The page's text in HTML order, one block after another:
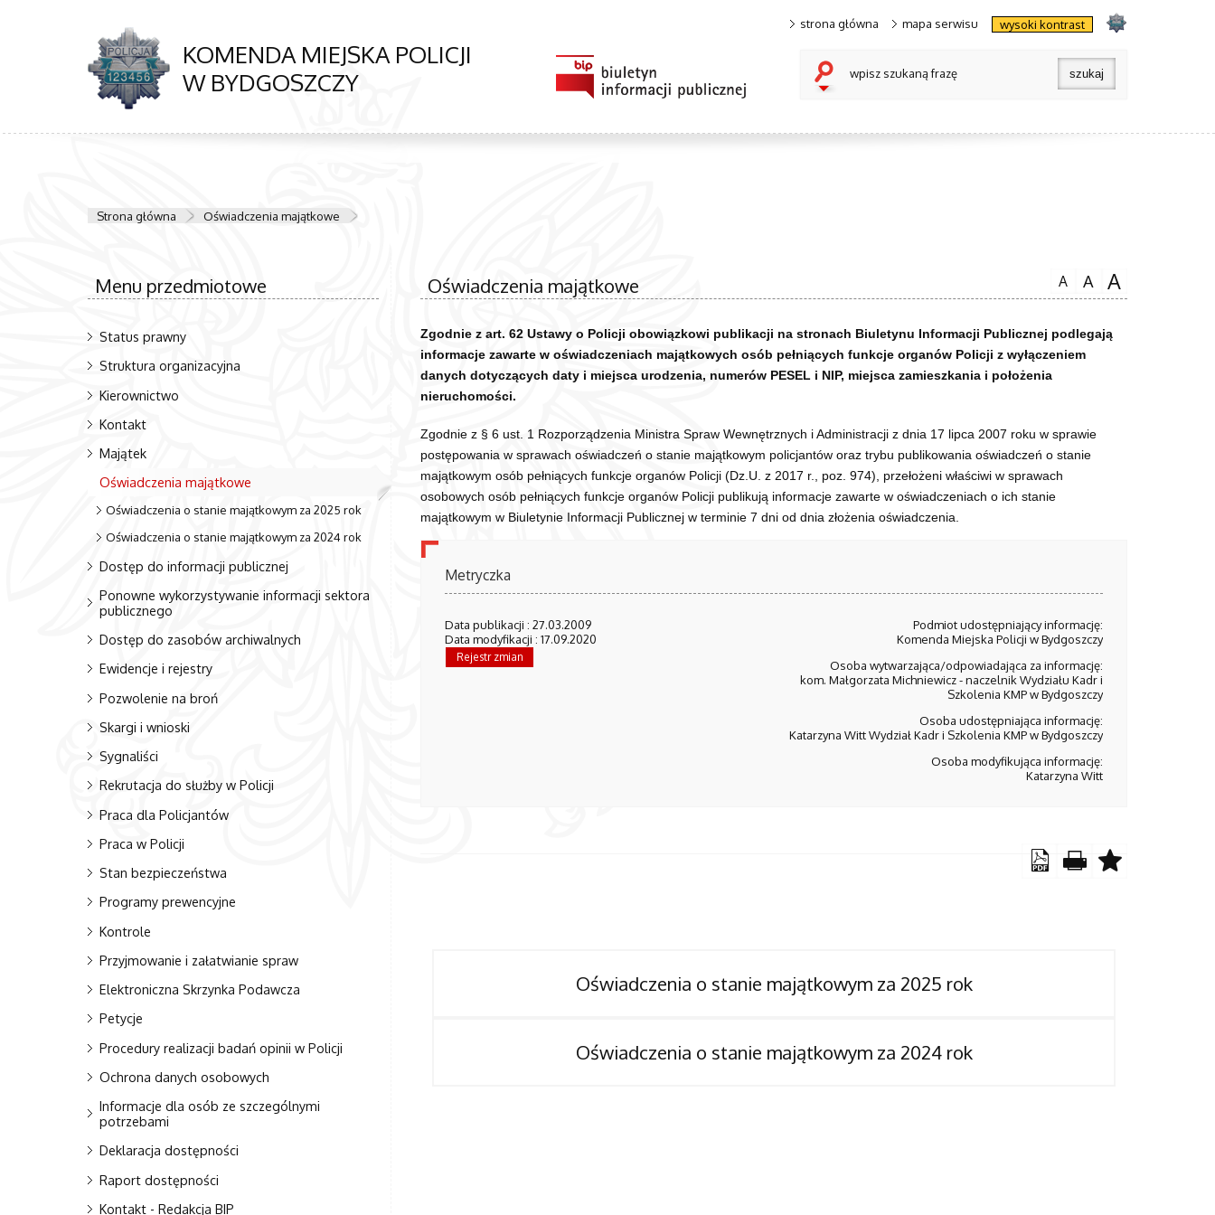
KOMENDA MIEJSKA POLICJI
W BYDGOSZCZY
strona główna mapa serwisu wysoki kontrast
wpisz szukaną frazę
Strona główna Oświadczenia majątkowe
Menu przedmiotowe
Status prawny
Struktura organizacyjna
Kierownictwo
Kontakt
Majątek
Oświadczenia majątkowe
Oświadczenia o stanie majątkowym za 2025 rok
Oświadczenia o stanie majątkowym za 2024 rok
Dostęp do informacji publicznej
Ponowne wykorzystywanie informacji sektora
publicznego
Dostęp do zasobów archiwalnych
Ewidencje i rejestry
Pozwolenie na broń
Skargi i wnioski
Sygnaliści
Rekrutacja do służby w Policji
Praca dla Policjantów
Praca w Policji
Stan bezpieczeństwa
Programy prewencyjne
Kontrole
Przyjmowanie i załatwianie spraw
Elektroniczna Skrzynka Podawcza
Petycje
Procedury realizacji badań opinii w Policji
Ochrona danych osobowych
Informacje dla osób ze szczególnymi
potrzebami
Deklaracja dostępności
Raport dostępności
Kontakt - Redakcja BIP
Oświadczenia majątkowe A A A
Zgodnie z art. 62 Ustawy o Policji obowiązkowi publikacji na stronach Biuletynu Informacji Publicznej podlegają
informacje zawarte w oświadczeniach majątkowych osób pełniących funkcje organów Policji z wyłączeniem
danych dotyczących daty i miejsca urodzenia, numerów PESEL i NIP, miejsca zamieszkania i położenia
nieruchomości.
Zgodnie z § 6 ust. 1 Rozporządzenia Ministra Spraw Wewnętrznych i Administracji z dnia 17 lipca 2007 roku w sprawie
postępowania w sprawach oświadczeń o stanie majątkowym policjantów oraz trybu publikowania oświadczeń o stanie
majątkowym osób pełniących funkcje organów Policji (Dz.U. z 2017 r., poz. 974), przełożeni właściwi w sprawach
osobowych osób pełniących funkcje organów Policji publikują informacje zawarte w oświadczeniach o ich stanie
majątkowym w Biuletynie Informacji Publicznej w terminie 7 dni od dnia złożenia oświadczenia.
Metryczka
Data publikacji : 27.03.2009
Data modyfikacji : 17.09.2020
Rejestr zmian
Podmiot udostępniający informację:
Komenda Miejska Policji w Bydgoszczy
Osoba wytwarzająca/odpowiadająca za informację:
kom. Małgorzata Michniewicz - naczelnik Wydziału Kadr i
Szkolenia KMP w Bydgoszczy
Osoba udostępniająca informację:
Katarzyna Witt Wydział Kadr i Szkolenia KMP w Bydgoszczy
Osoba modyfikująca informację:
Katarzyna Witt
Oświadczenia o stanie majątkowym za 2025 rok
Oświadczenia o stanie majątkowym za 2024 rok